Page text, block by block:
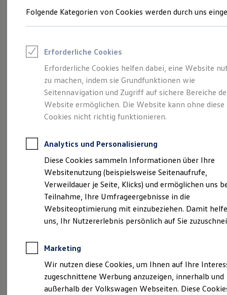
Junge Gebrauchtwagen und Gebrauchtwagen
Saisonangebote
Leasing
Leasing-Angebote
Gebrauchtwagen Leasing
Junge Gebrauchtwagen-Leasing
Elektroauto Leasing
Kleinwagen-Leasing
Leasing ohne Anzahlung
Autokredit mit Schlussrate
Versicherungen und Garantien
Kfz-Versicherung
Restschuldversicherungen
Garantien
Wartungsverträge
Geschäftskunden
Professional Class bei Volkswagen
Großkunden
Behörden
Anpfiff zum Gewinn
Elektroautos
ID. Tutorials
Elektrofahrzeugkonzepte
Eine Klasse für sich.
Der Golf.
( Impressum & Rechtliches
Details des Golf
Folgende Kategorien von Cookies werden durch uns
Erforderliche Cookies
Erforderliche Cookies helfen dabei, eine Website
zu machen, indem sie Grundfunktionen wie
Seitennavigation und Zugriff auf sichere Bereiche
Website ermöglichen. Die Website kann ohne diese
Cookies nicht richtig funktionieren.
Analytics und Personalisierung
Diese Cookies sammeln Informationen über Ihre
Websitenutzung (beispielsweise Seitenaufrufe,
Verweildauer je Seite, Klicks) und ermöglichen uns
Teilnahme, Ihre Umfrageergebnisse in die
Websiteoptimierung mit einzubeziehen. Damit
uns, Ihr Nutzererlebnis persönlich auf Sie
Marketing
Wir nutzen diese Cookies, um Ihnen auf Ihre
zugeschnittene Werbung anzuzeigen, innerhalb und
außerhalb der Volkswagen Webseiten. Diese